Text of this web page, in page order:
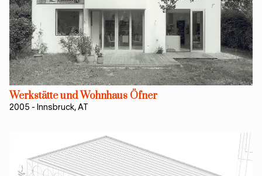
Werkstätte und Wohnhaus Öfner
2005 - Innsbruck, AT